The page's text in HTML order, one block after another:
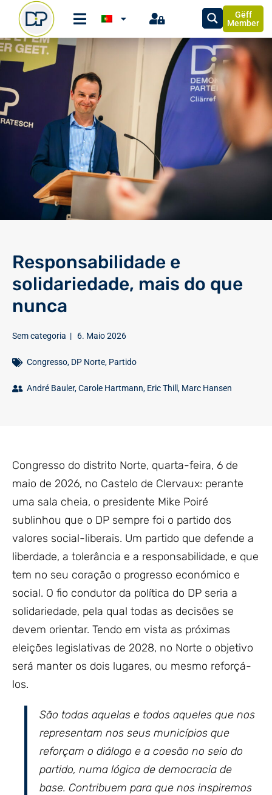
Gëff
Member
Responsabilidade e
solidariedade, mais do que
nunca
Sem categoria | 6. Maio 2026
Congresso, DP Norte, Partido
André Bauler,Carole Hartmann, Eric Thill , Marc Hansen
Congresso do distrito Norte, quarta-feira, 6 de
maio de 2026, no Castelo de Clervaux: perante
uma sala cheia, o presidente Mike Poiré
sublinhou que o DP sempre foi o partido dos
valores social-liberais. Um partido que defende a
liberdade, a tolerância e a responsabilidade, e que
tem no seu coração o progresso económico e
social. O fio condutor da política do DP seria a
solidariedade, pela qual todas as decisões se
devem orientar. Tendo em vista as próximas
eleições legislativas de 2028, no Norte o objetivo
será manter os dois lugares, ou mesmo reforçá-
los.
São todas aquelas e todos aqueles que nos
representam nos seus municípios que
reforçam o diálogo e a coesão no seio do
partido, numa lógica de democracia de
base. Contribuem para que nos inspiremos